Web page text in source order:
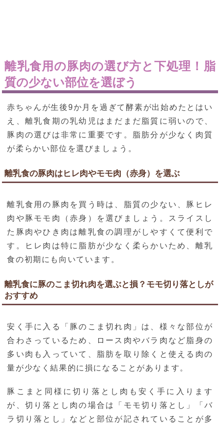
離乳食用の豚肉の選び方と下処理！脂
質の少ない部位を選ぼう
赤ちゃんが生後9か月を過ぎて酵素が出始めたとはい
え、離乳食期の乳幼児はまだまだ脂質に弱いので、
豚肉の選びは非常に重要です。脂肪分が少なく肉質
が柔らかい部位を選びましょう。
離乳食の豚肉はヒレ肉やモモ肉（赤身）を選ぶ
離乳食用の豚肉を買う時は、脂質の少ない、豚ヒレ
肉や豚モモ肉（赤身）を選びましょう。スライスし
た豚肉やひき肉は離乳食の調理がしやすくて便利で
す。ヒレ肉は特に脂肪が少なく柔らかいため、離乳
食の初期にも向いています。
離乳食に豚のこま切れ肉を選ぶと損？モモ切り落としが
おすすめ
安く手に入る「豚のこま切れ肉」は、様々な部位が
合わさっているため、ロース肉やバラ肉など脂身の
多い肉も入っていて、脂肪を取り除くと使える肉の
量が少なく結果的に損になることがあります。
豚こまと同様に切り落とし肉も安く手に入ります
が、切り落とし肉の場合は「モモ切り落とし」「バ
ラ切り落とし」などと部位が記されていることが多